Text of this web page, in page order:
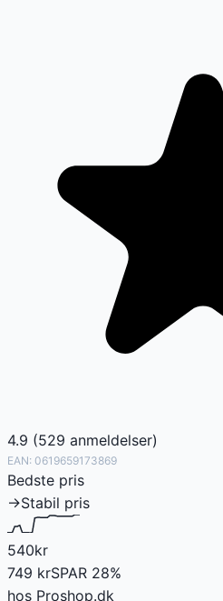
4.9 (529 anmeldelser)
EAN: 0619659173869
Bedste pris
→Stabil pris
540kr
749 krSPAR 28%
hos Proshop.dk